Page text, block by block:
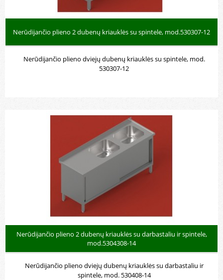
Nerūdijančio plieno 2 dubenų kriauklės su spintele, mod.530307-12
Nerūdijančio plieno dviejų dubenų kriauklės su spintele, mod.
530307-12
Nerūdijančio plieno 2 dubenų kriauklės su darbastaliu ir spintele,
mod.5304308-14
Nerūdijančio plieno dviejų dubenų kriauklės su darbastaliu ir
spintele, mod. 530408-14